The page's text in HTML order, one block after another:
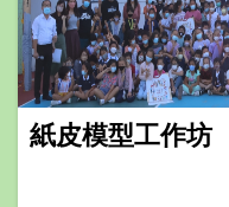
紙皮模型工作坊